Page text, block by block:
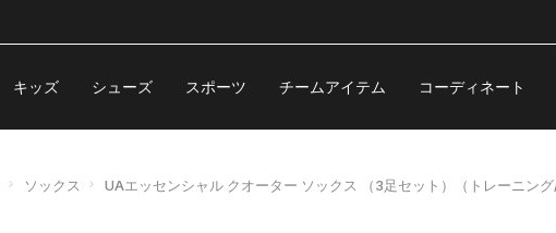
キッズ シューズ スポーツ チームアイテム コーディネート
ソックス UAエッセンシャル クオーター ソックス （3足セット）（トレーニン